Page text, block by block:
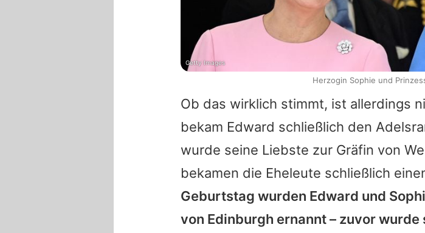
Ob das wirklich stimmt, ist allerdings
bekam Edward schließlich den
wurde seine Liebste zur Gräfin von
bekamen die Eheleute schließlich
Geburtstag wurden Edward und
von Edinburgh ernannt – zuvor
Getty Images
Herzogin Sophie und